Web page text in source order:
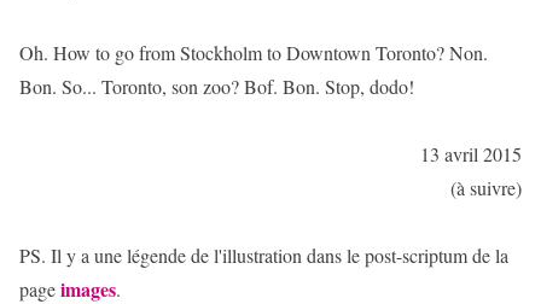
Oh. How to go from Stockholm to Downtown Toronto? Non.
Bon. So... Toronto, son zoo? Bof. Bon. Stop, dodo!
13 avril 2015
(à suivre)
PS. Il y a une légende de l'illustration dans le post-scriptum de la
pageimages.